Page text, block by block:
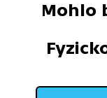
Mohlo